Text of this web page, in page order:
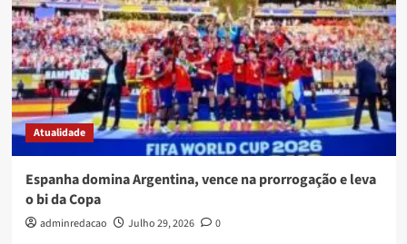
Atualidade
Espanha domina Argentina, vence na prorrogação e leva
o bi da Copa
adminredacao Julho 29, 2026 0